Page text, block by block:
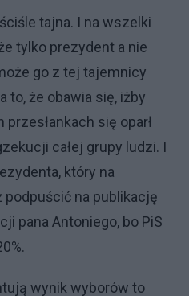
tajna. I na wszelki
tylko prezydent a nie
go z tej tajemnicy
to, że obawia się, iżby
przesłankach się oparł
całej grupy ludzi. I
który na
podpuścić na publikację
pana Antoniego, bo PiS
wynik wyborów to